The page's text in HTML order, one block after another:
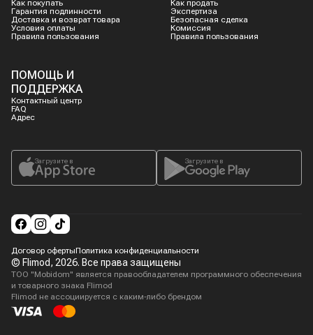
Как покупать
Гарантия подлинности
Доставка и возврат товара
Условия оплаты
Правила пользования
Как продать
Экспертиза
Безопасная сделка
Комиссия
Правила пользования
ПОМОЩЬ И
ПОДДЕРЖКА
Контактный центр
FAQ
Адрес
Загрузите в Загрузите в
Договор офертыПолитика конфиденциальности
© Flimod, 2026. Все права защищены
ТОО "Mobidom" является правообладателем программного обеспечения
и товарного знака Flimod
Flimod не ассоциируется с каким-либо брендом